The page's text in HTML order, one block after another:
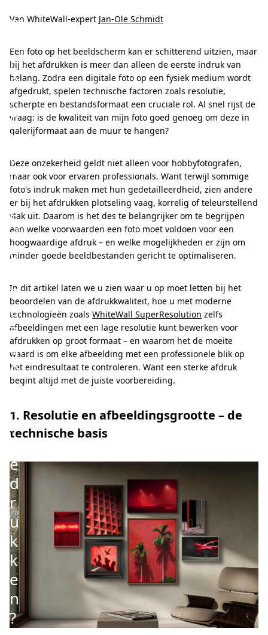
m
j
n
f
o
t
o
g
o
e
d
g
n
o
e
g
o
m
a
f
t
e
d
r
u
k
k
e
n
?
Van WhiteWall-expert Jan-Ole Schmidt
Een foto op het beeldscherm kan er schitterend uitzien, maar
bij het afdrukken is meer dan alleen de eerste indruk van
belang. Zodra een digitale foto op een fysiek medium wordt
afgedrukt, spelen technische factoren zoals resolutie,
scherpte en bestandsformaat een cruciale rol. Al snel rijst de
vraag: is de kwaliteit van mijn foto goed genoeg om deze in
galerijformaat aan de muur te hangen?
Deze onzekerheid geldt niet alleen voor hobbyfotografen,
maar ook voor ervaren professionals. Want terwijl sommige
foto's indruk maken met hun gedetailleerdheid, zien andere
er bij het afdrukken plotseling vaag, korrelig of teleurstellend
vlak uit. Daarom is het des te belangrijker om te begrijpen
aan welke voorwaarden een foto moet voldoen voor een
hoogwaardige afdruk – en welke mogelijkheden er zijn om
minder goede beeldbestanden gericht te optimaliseren.
In dit artikel laten we u zien waar u op moet letten bij het
beoordelen van de afdrukkwaliteit, hoe u met moderne
technologieën zoals WhiteWall SuperResolution zelfs
afbeeldingen met een lage resolutie kunt bewerken voor
afdrukken op groot formaat – en waarom het de moeite
waard is om elke afbeelding met een professionele blik op
het eindresultaat te controleren. Want een sterke afdruk
begint altijd met de juiste voorbereiding.
1. Resolutie en afbeeldingsgrootte – de
technische basis